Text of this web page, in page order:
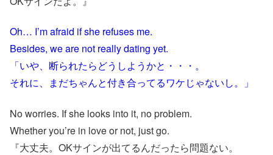
Oh… I’m afraid if she refuses me.
Besides, we are not really dating yet.
「いや、断られたらどうしようかと・・・。
それに、まだちゃんと付き合ってるワケじゃないし。」
No worries. If she looks into it, no problem.
Whether you’re in love or not, just go.
『大丈夫。OKサインが出てるんだったら問題ない。